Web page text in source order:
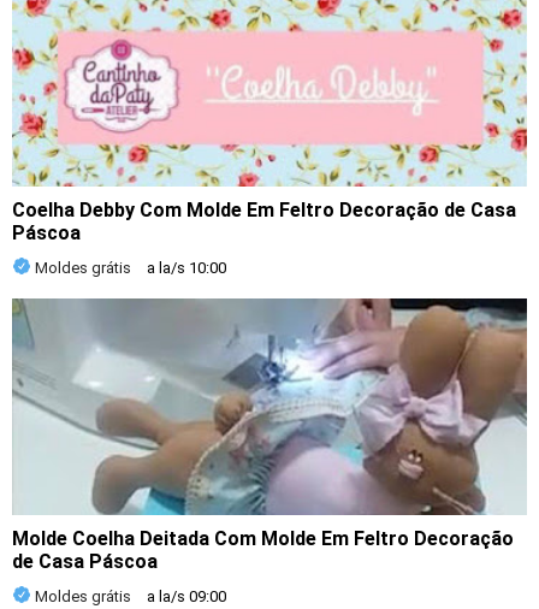
Coelha Debby Com Molde Em Feltro Decoração de Casa
Páscoa
Moldes grátis a la/s 10:00
Molde Coelha Deitada Com Molde Em Feltro Decoração
de Casa Páscoa
Moldes grátis a la/s 09:00